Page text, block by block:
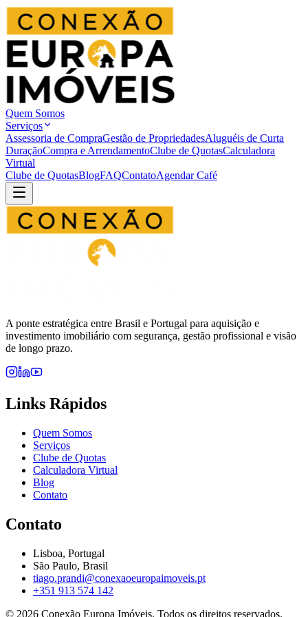
Quem Somos
Serviços
Assessoria de CompraGestão de PropriedadesAluguéis de Curta
DuraçãoCompra e ArrendamentoClube de QuotasCalculadora
Virtual
Clube de QuotasBlogFAQContatoAgendar Café
A ponte estratégica entre Brasil e Portugal para aquisição e
investimento imobiliário com segurança, gestão profissional e visão
de longo prazo.
Links Rápidos
Quem Somos
Serviços
Clube de Quotas
Calculadora Virtual
Blog
Contato
Contato
Lisboa, Portugal
São Paulo, Brasil
tiago.prandi@conexaoeuropaimoveis.pt
+351 913 574 142
© 2026 Conexão Europa Imóveis. Todos os direitos reservados.